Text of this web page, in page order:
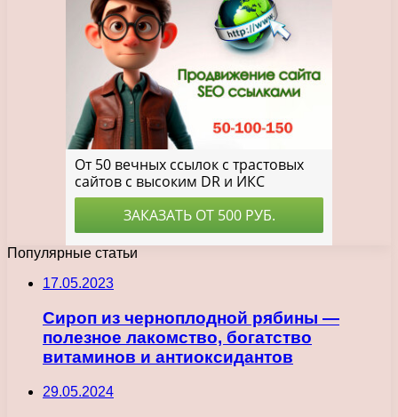
Популярные статьи
17.05.2023
Сироп из черноплодной рябины —
полезное лакомство, богатство
витаминов и антиоксидантов
29.05.2024